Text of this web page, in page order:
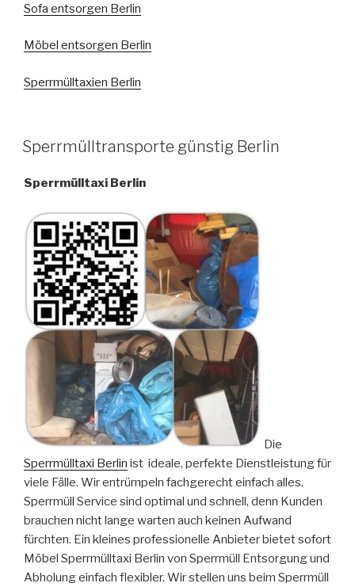
Sofa entsorgen Berlin
Möbel entsorgen Berlin
Sperrmülltaxien Berlin
VERÖFFENTLICHT
AM
Sperrmülltransporte günstig Berlin
Sperrmülltaxi Berlin
Die
Sperrmülltaxi Berlin ist ideale, perfekte Dienstleistung für
viele Fälle. Wir entrümpeln fachgerecht einfach alles.
Sperrmüll Service sind optimal und schnell, denn Kunden
brauchen nicht lange warten auch keinen Aufwand
fürchten. Ein kleines professionelle Anbieter bietet sofort
Möbel Sperrmülltaxi Berlin von Sperrmüll Entsorgung und
Abholung einfach flexibler. Wir stellen uns beim Sperrmüll